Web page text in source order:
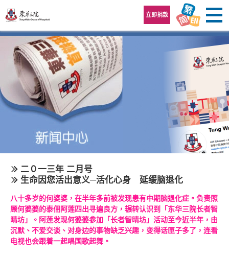
立即捐款
二０一三年 二月号
生命因您活出意义─活化心身 延缓脑退化
八十多岁的何婆婆，在半年多前被发现患有中期脑退化症。负责照
顾何婆婆的泰佣阿莲四出寻遍良方，辗转认识到「东华三院长者智
晴坊」。阿莲发现何婆婆参加「长者智晴坊」活动至今近半年，由
沉默、不爱交谈、对身边的事物缺乏兴趣，变得话匣子多了，连看
电视也会跟着一起唱国歌起舞。